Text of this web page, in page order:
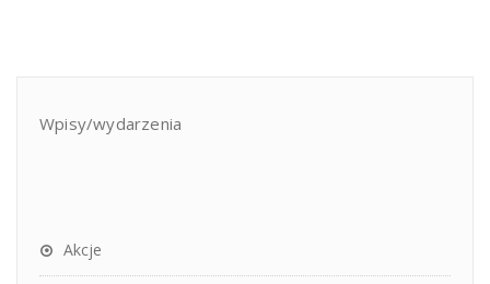
Wpisy/wydarzenia
Akcje